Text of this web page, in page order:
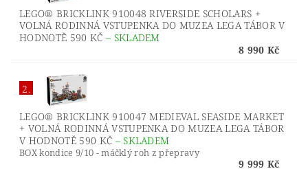
LEGO® BRICKLINK 910048 RIVERSIDE SCHOLARS +
VOLNÁ RODINNÁ VSTUPENKA DO MUZEA LEGA TÁBOR V
HODNOTĚ 590 KČ – SKLADEM
8 990 Kč
2.
LEGO® BRICKLINK 910047 MEDIEVAL SEASIDE MARKET
+ VOLNÁ RODINNÁ VSTUPENKA DO MUZEA LEGA TÁBOR
V HODNOTĚ 590 KČ – SKLADEM
BOX kondice 9/10 - máčklý roh z přepravy
9 999 Kč